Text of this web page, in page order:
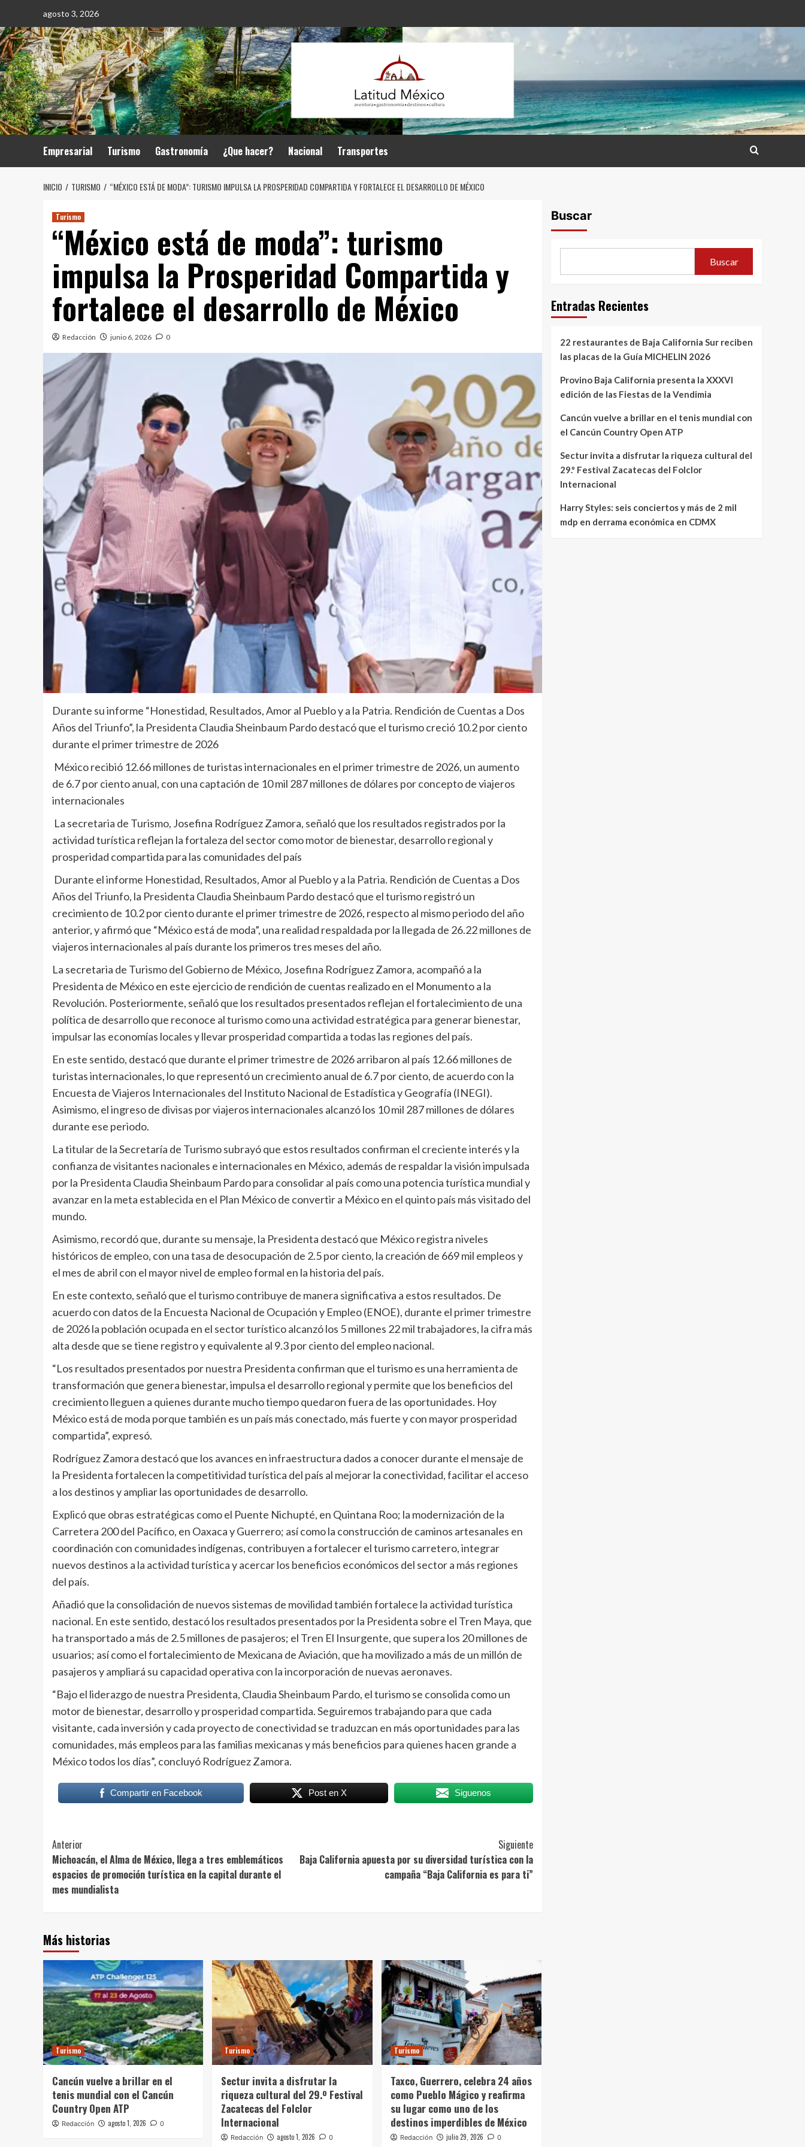
contenido
agosto 3, 2026
Empresarial Turismo Gastronomía ¿Que hacer? Nacional Transportes
INICIO TURISMO “MÉXICO ESTÁ DE MODA”: TURISMO IMPULSA LA PROSPERIDAD COMPARTIDA Y FORTALECE EL DESARROLLO DE MÉXICO
Turismo
“México está de moda”: turismo
impulsa la Prosperidad Compartida y
fortalece el desarrollo de México
Redacción junio 6, 2026 0
Durante su informe “Honestidad, Resultados, Amor al Pueblo y a la Patria. Rendición de Cuentas a Dos
Años del Triunfo”, la Presidenta Claudia Sheinbaum Pardo destacó que el turismo creció 10.2 por ciento
durante el primer trimestre de 2026
México recibió 12.66 millones de turistas internacionales en el primer trimestre de 2026, un aumento
de 6.7 por ciento anual, con una captación de 10 mil 287 millones de dólares por concepto de viajeros
internacionales
La secretaria de Turismo, Josefina Rodríguez Zamora, señaló que los resultados registrados por la
actividad turística reflejan la fortaleza del sector como motor de bienestar, desarrollo regional y
prosperidad compartida para las comunidades del país
Durante el informe Honestidad, Resultados, Amor al Pueblo y a la Patria. Rendición de Cuentas a Dos
Años del Triunfo, la Presidenta Claudia Sheinbaum Pardo destacó que el turismo registró un
crecimiento de 10.2 por ciento durante el primer trimestre de 2026, respecto al mismo periodo del año
anterior, y afirmó que “México está de moda”, una realidad respaldada por la llegada de 26.22 millones de
viajeros internacionales al país durante los primeros tres meses del año.
La secretaria de Turismo del Gobierno de México, Josefina Rodríguez Zamora, acompañó a la
Presidenta de México en este ejercicio de rendición de cuentas realizado en el Monumento a la
Revolución. Posteriormente, señaló que los resultados presentados reflejan el fortalecimiento de una
política de desarrollo que reconoce al turismo como una actividad estratégica para generar bienestar,
impulsar las economías locales y llevar prosperidad compartida a todas las regiones del país.
En este sentido, destacó que durante el primer trimestre de 2026 arribaron al país 12.66 millones de
turistas internacionales, lo que representó un crecimiento anual de 6.7 por ciento, de acuerdo con la
Encuesta de Viajeros Internacionales del Instituto Nacional de Estadística y Geografía (INEGI).
Asimismo, el ingreso de divisas por viajeros internacionales alcanzó los 10 mil 287 millones de dólares
durante ese periodo.
La titular de la Secretaría de Turismo subrayó que estos resultados confirman el creciente interés y la
confianza de visitantes nacionales e internacionales en México, además de respaldar la visión impulsada
por la Presidenta Claudia Sheinbaum Pardo para consolidar al país como una potencia turística mundial y
avanzar en la meta establecida en el Plan México de convertir a México en el quinto país más visitado del
mundo.
Asimismo, recordó que, durante su mensaje, la Presidenta destacó que México registra niveles
históricos de empleo, con una tasa de desocupación de 2.5 por ciento, la creación de 669 mil empleos y
el mes de abril con el mayor nivel de empleo formal en la historia del país.
En este contexto, señaló que el turismo contribuye de manera significativa a estos resultados. De
acuerdo con datos de la Encuesta Nacional de Ocupación y Empleo (ENOE), durante el primer trimestre
de 2026 la población ocupada en el sector turístico alcanzó los 5 millones 22 mil trabajadores, la cifra más
alta desde que se tiene registro y equivalente al 9.3 por ciento del empleo nacional.
“Los resultados presentados por nuestra Presidenta confirman que el turismo es una herramienta de
transformación que genera bienestar, impulsa el desarrollo regional y permite que los beneficios del
crecimiento lleguen a quienes durante mucho tiempo quedaron fuera de las oportunidades. Hoy
México está de moda porque también es un país más conectado, más fuerte y con mayor prosperidad
compartida”, expresó.
Rodríguez Zamora destacó que los avances en infraestructura dados a conocer durante el mensaje de
la Presidenta fortalecen la competitividad turística del país al mejorar la conectividad, facilitar el acceso
a los destinos y ampliar las oportunidades de desarrollo.
Explicó que obras estratégicas como el Puente Nichupté, en Quintana Roo; la modernización de la
Carretera 200 del Pacífico, en Oaxaca y Guerrero; así como la construcción de caminos artesanales en
coordinación con comunidades indígenas, contribuyen a fortalecer el turismo carretero, integrar
nuevos destinos a la actividad turística y acercar los beneficios económicos del sector a más regiones
del país.
Añadió que la consolidación de nuevos sistemas de movilidad también fortalece la actividad turística
nacional. En este sentido, destacó los resultados presentados por la Presidenta sobre el Tren Maya, que
ha transportado a más de 2.5 millones de pasajeros; el Tren El Insurgente, que supera los 20 millones de
usuarios; así como el fortalecimiento de Mexicana de Aviación, que ha movilizado a más de un millón de
pasajeros y ampliará su capacidad operativa con la incorporación de nuevas aeronaves.
“Bajo el liderazgo de nuestra Presidenta, Claudia Sheinbaum Pardo, el turismo se consolida como un
motor de bienestar, desarrollo y prosperidad compartida. Seguiremos trabajando para que cada
visitante, cada inversión y cada proyecto de conectividad se traduzcan en más oportunidades para las
comunidades, más empleos para las familias mexicanas y más beneficios para quienes hacen grande a
México todos los días”, concluyó Rodríguez Zamora.
Compartir en Facebook Post en X Siguenos
Post
Navigation
Anterior
Michoacán, el Alma de México, llega a tres emblemáticos
espacios de promoción turística en la capital durante el
mes mundialista
Siguiente
Baja California apuesta por su diversidad turística con la
campaña “Baja California es para ti”
Más historias
Turismo
Cancún vuelve a brillar en el
tenis mundial con el Cancún
Country Open ATP
Redacción agosto 1, 2026 0
Turismo
Sectur invita a disfrutar la
riqueza cultural del 29.º Festival
Zacatecas del Folclor
Internacional
Redacción agosto 1, 2026 0
Turismo
Taxco, Guerrero, celebra 24 años
como Pueblo Mágico y reafirma
su lugar como uno de los
destinos imperdibles de México
Redacción julio 29, 2026 0
Buscar
Buscar
Entradas Recientes
22 restaurantes de Baja California Sur reciben
las placas de la Guía MICHELIN 2026
Provino Baja California presenta la XXXVI
edición de las Fiestas de la Vendimia
Cancún vuelve a brillar en el tenis mundial con
el Cancún Country Open ATP
Sectur invita a disfrutar la riqueza cultural del
29.º Festival Zacatecas del Folclor
Internacional
Harry Styles: seis conciertos y más de 2 mil
mdp en derrama económica en CDMX